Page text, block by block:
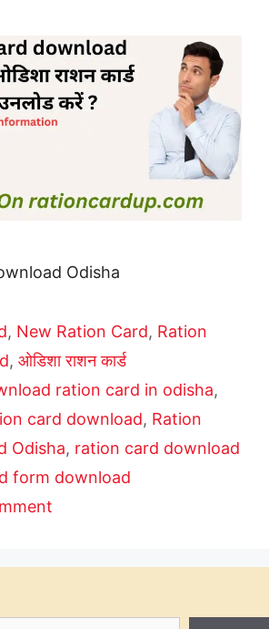
Odisha
, New Ration Card, Ration
, ओडिशा राशन कार्ड
ration card in odisha,
card download, Ration
Odisha, ration card download
form download